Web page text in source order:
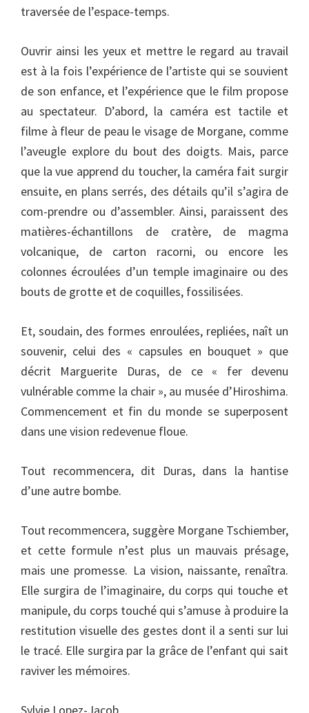
traversée de l’espace-temps.
Ouvrir ainsi les yeux et mettre le regard au travail
est à la fois l’expérience de l’artiste qui se souvient
de son enfance, et l’expérience que le film propose
au spectateur. D’abord, la caméra est tactile et
filme à fleur de peau le visage de Morgane, comme
l’aveugle explore du bout des doigts. Mais, parce
que la vue apprend du toucher, la caméra fait surgir
ensuite, en plans serrés, des détails qu’il s’agira de
com-prendre ou d’assembler. Ainsi, paraissent des
matières-échantillons de cratère, de magma
volcanique, de carton racorni, ou encore les
colonnes écroulées d’un temple imaginaire ou des
bouts de grotte et de coquilles, fossilisées.
Et, soudain, des formes enroulées, repliées, naît un
souvenir, celui des « capsules en bouquet » que
décrit Marguerite Duras, de ce « fer devenu
vulnérable comme la chair », au musée d’Hiroshima.
Commencement et fin du monde se superposent
dans une vision redevenue floue.
Tout recommencera, dit Duras, dans la hantise
d’une autre bombe.
Tout recommencera, suggère Morgane Tschiember,
et cette formule n’est plus un mauvais présage,
mais une promesse. La vision, naissante, renaîtra.
Elle surgira de l’imaginaire, du corps qui touche et
manipule, du corps touché qui s’amuse à produire la
restitution visuelle des gestes dont il a senti sur lui
le tracé. Elle surgira par la grâce de l’enfant qui sait
raviver les mémoires.
Sylvie Lopez-Jacob